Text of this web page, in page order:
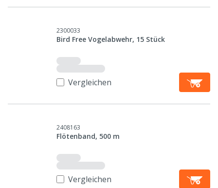
2300033
Bird Free Vogelabwehr, 15 Stück
Vergleichen
2408163
Flötenband, 500 m
Vergleichen